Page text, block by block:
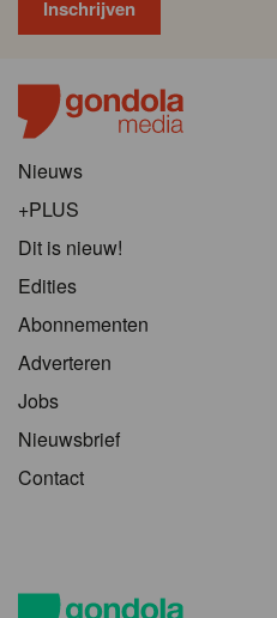
Nieuws
+PLUS
Dit is nieuw!
Edities
Abonnementen
Adverteren
Jobs
Nieuwsbrief
Contact